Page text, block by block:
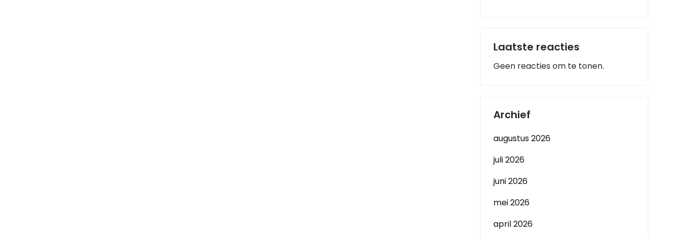
Laatste reacties
Geen reacties om te tonen.
Archief
augustus 2026
juli 2026
juni 2026
mei 2026
april 2026